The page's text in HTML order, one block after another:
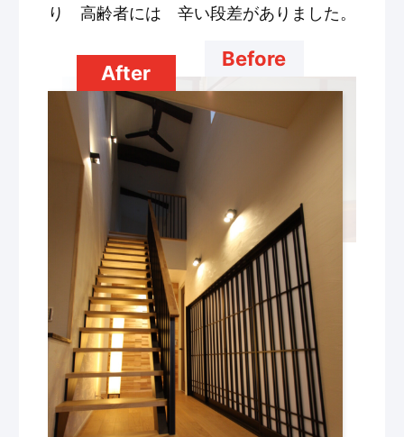
り 高齢者には 辛い段差がありました。
Before
After